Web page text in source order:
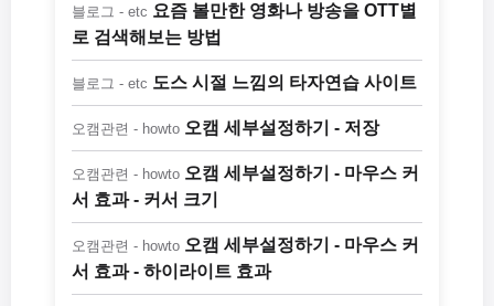
블로그 - etc 요즘 볼만한 영화나 방송을 OTT별
로 검색해보는 방법
블로그 - etc 도스 시절 느낌의 타자연습 사이트
오캠관련 - howto 오캠 세부설정하기 - 저장
오캠관련 - howto 오캠 세부설정하기 - 마우스 커
서 효과 - 커서 크기
오캠관련 - howto 오캠 세부설정하기 - 마우스 커
서 효과 - 하이라이트 효과